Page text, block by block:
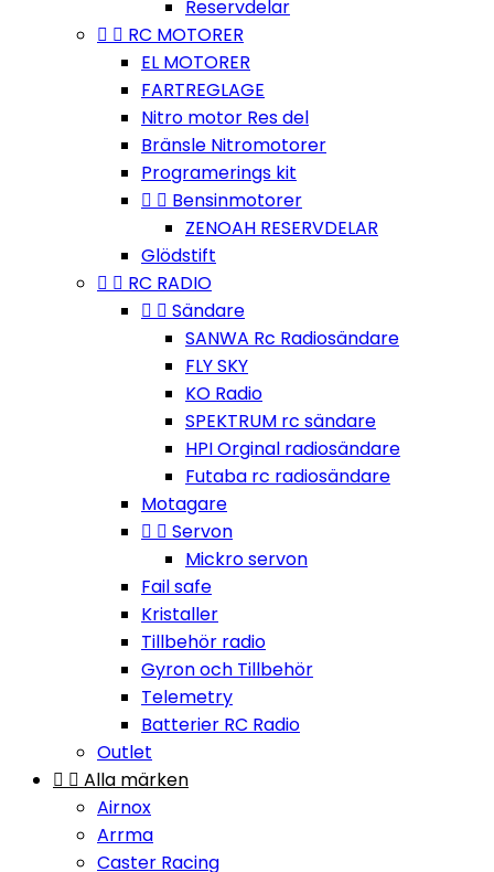
Reservdelar
  RC MOTORER
EL MOTORER
FARTREGLAGE
Nitro motor Res del
Bränsle Nitromotorer
Programerings kit
  Bensinmotorer
ZENOAH RESERVDELAR
Glödstift
  RC RADIO
  Sändare
SANWA Rc Radiosändare
FLY SKY
KO Radio
SPEKTRUM rc sändare
HPI Orginal radiosändare
Futaba rc radiosändare
Motagare
  Servon
Mickro servon
Fail safe
Kristaller
Tillbehör radio
Gyron och Tillbehör
Telemetry
Batterier RC Radio
Outlet
  Alla märken
Airnox
Arrma
Caster Racing